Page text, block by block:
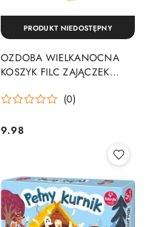
OZDOBA WIELKANOCNA
KOSZYK FILC ZAJĄCZEK
(0)
Cena:
9.98
PRODUKT NIEDOSTĘPNY